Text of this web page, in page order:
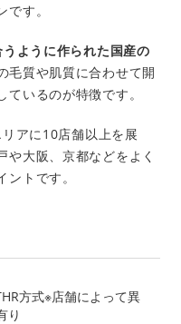
す。
ように作られた国産の
毛質や肌質に合わせて開
いるのが特徴です。
アに10店舗以上を展
や大阪、京都などをよく
トです。
方式※店舗によって異
り